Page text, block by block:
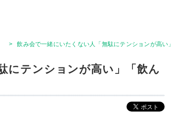
> 飲み会で一緒にいたくない人「無駄にテンションが高い
にテンションが高い」「飲ん